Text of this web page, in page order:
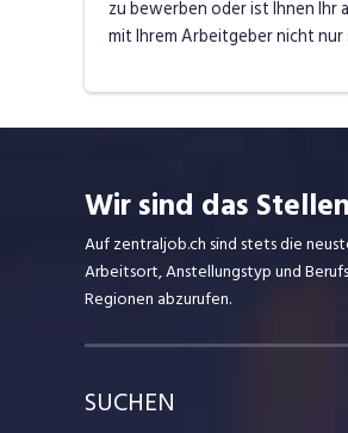
zu bewerben oder ist Ihnen Ihr
mit Ihrem Arbeitgeber nicht
Wir sind das
Auf zentraljob.ch sind stets die
Arbeitsort, Anstellungstyp und
Regionen abzurufen.
SUCHEN